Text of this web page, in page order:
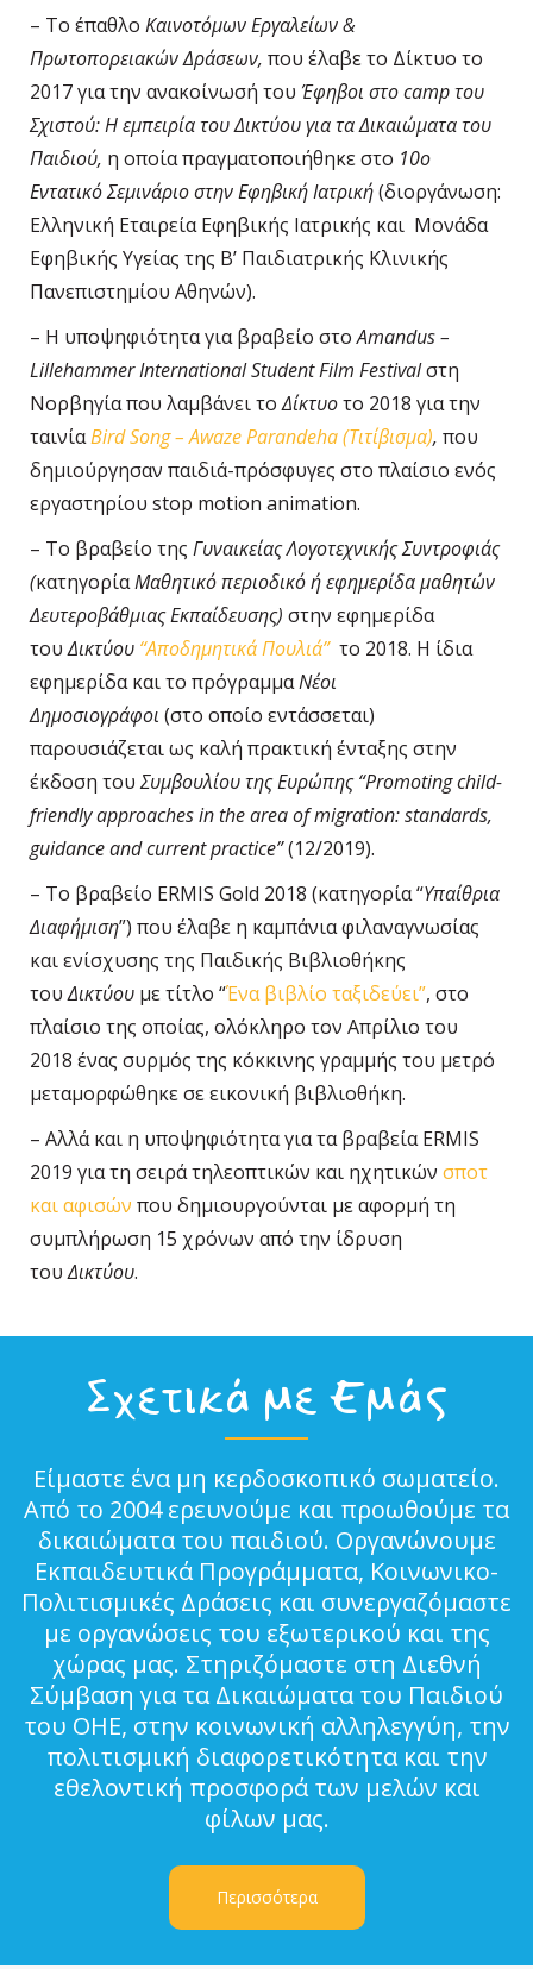
– Το έπαθλο Καινοτόμων Εργαλείων &
Πρωτοπορειακών Δράσεων, που έλαβε το Δίκτυο το
2017 για την ανακοίνωσή του Έφηβοι στο camp του
Σχιστού: Η εμπειρία του Δικτύου για τα Δικαιώματα του
Παιδιού, η οποία πραγματοποιήθηκε στο 10ο
Εντατικό Σεμινάριο στην Εφηβική Ιατρική(διοργάνωση:
Ελληνική Εταιρεία Εφηβικής Ιατρικής και Μονάδα
Εφηβικής Υγείας της Β’ Παιδιατρικής Κλινικής
Πανεπιστημίου Αθηνών).
– Η υποψηφιότητα για βραβείο στοAmandus –
Lillehammer International Student Film Festivalστη
Νορβηγία που λαμβάνει τοΔίκτυοτο 2018 για την
ταινίαBird Song – Awaze Parandeha (Τιτίβισμα), που
δημιούργησαν παιδιά-πρόσφυγες στο πλαίσιο ενός
εργαστηρίου stop motion animation.
– Το βραβείο της Γυναικείας Λογοτεχνικής Συντροφιάς
(κατηγορίαΜαθητικό περιοδικό ή εφημερίδα μαθητών
Δευτεροβάθμιας Εκπαίδευσης) στην εφημερίδα
τουΔικτύου “Αποδημητικά Πουλιά” το 2018. Η ίδια
εφημερίδα και το πρόγραμμαΝέοι
Δημοσιογράφοι (στο οποίο εντάσσεται)
παρουσιάζεται ως καλή πρακτική ένταξης στην
έκδοση τουΣυμβουλίου της Ευρώπης “Promoting child-
friendly approaches in the area of migration: standards,
guidance and current practice”(12/2019).
– Το βραβείο ERMIS Gold 2018 (κατηγορία “Υπαίθρια
Διαφήμιση”) που έλαβε η καμπάνια φιλαναγνωσίας
και ενίσχυσης της Παιδικής Βιβλιοθήκης
τουΔικτύου με τίτλο “Ένα βιβλίο ταξιδεύει”, στο
πλαίσιο της οποίας, ολόκληρο τον Απρίλιο του
2018 ένας συρμός της κόκκινης γραμμής του μετρό
μεταμορφώθηκε σε εικονική βιβλιοθήκη.
– Αλλά και η υποψηφιότητα για τα βραβεία ERMIS
2019 για τη σειρά τηλεοπτικών και ηχητικών σποτ
και αφισών που δημιουργούνται με αφορμή τη
συμπλήρωση 15 χρόνων από την ίδρυση
τουΔικτύου.
Σχετικά με Εμάς
Είμαστε ένα μη κερδοσκοπικό σωματείο.
Από το 2004 ερευνούμε και προωθούμε τα
δικαιώματα του παιδιού. Οργανώνουμε
Εκπαιδευτικά Προγράμματα, Κοινωνικο-
Πολιτισμικές Δράσεις και συνεργαζόμαστε
με οργανώσεις του εξωτερικού και της
χώρας μας. Στηριζόμαστε στη Διεθνή
Σύμβαση για τα Δικαιώματα του Παιδιού
του ΟΗΕ, στην κοινωνική αλληλεγγύη, την
πολιτισμική διαφορετικότητα και την
εθελοντική προσφορά των μελών και
φίλων μας.
Περισσότερα